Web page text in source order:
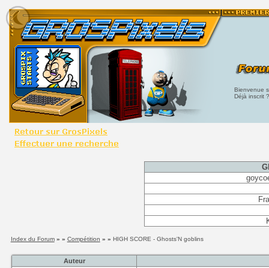
Bienvenue
Déjà inscrit
Index du Forum» » Compétition » » HIGH SCORE - Ghosts'N goblins
Auteur